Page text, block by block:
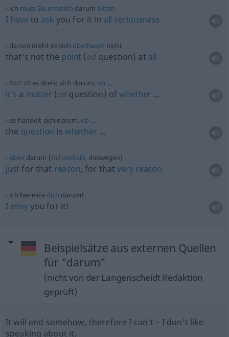
ich muss Sie ernstlich darum bitten
I have to ask you for it in all seriousness
darum dreht es sich überhaupt nicht
that’s not the point (odquestion) at all
nur in es dreht sich darum, ob …
it’s a matter (od question) ofwhether …
es handelt sich darum, ob …
the question is whether …
eben darum (od deshalb, deswegen)
just for that reason, for thatvery reason
ich beneide dich darum!
I envyyou for it!
Beispielsätze aus externen Quellen
für "darum"
(nicht von der Langenscheidt Redaktion
geprüft)
It will end somehow, therefore I can't – I don't like
speaking about it.